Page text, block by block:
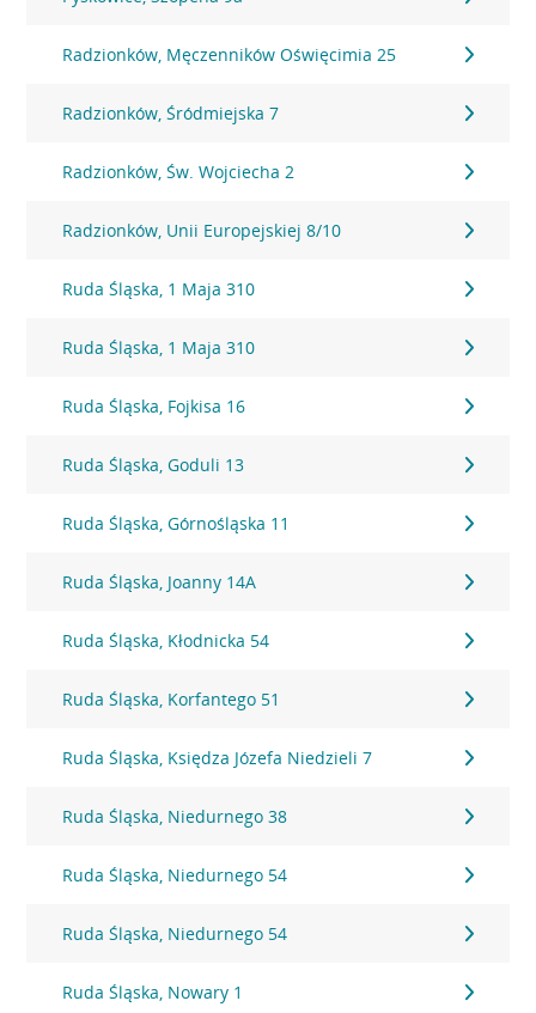
Radzionków, Męczenników Oświęcimia 25
Radzionków, Śródmiejska 7
Radzionków, Św. Wojciecha 2
Radzionków, Unii Europejskiej 8/10
Ruda Śląska, 1 Maja 310
Ruda Śląska, 1 Maja 310
Ruda Śląska, Fojkisa 16
Ruda Śląska, Goduli 13
Ruda Śląska, Górnośląska 11
Ruda Śląska, Joanny 14A
Ruda Śląska, Kłodnicka 54
Ruda Śląska, Korfantego 51
Ruda Śląska, Księdza Józefa Niedzieli 7
Ruda Śląska, Niedurnego 38
Ruda Śląska, Niedurnego 54
Ruda Śląska, Niedurnego 54
Ruda Śląska, Nowary 1